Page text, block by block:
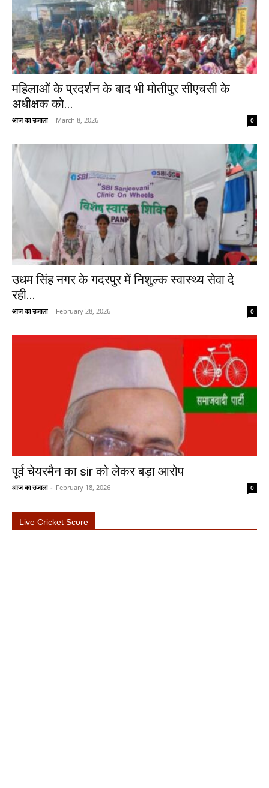
महिलाओं के प्रदर्शन के बाद भी मोतीपुर सीएचसी के
अधीक्षक को...
आज का उजाला - March 8, 2026 0
उधम सिंह नगर के गदरपुर में निशुल्क स्वास्थ्य सेवा दे
रही...
आज का उजाला - February 28, 2026 0
पूर्व चेयरमैन का sir को लेकर बड़ा आरोप
आज का उजाला - February 18, 2026 0
Live Cricket Score